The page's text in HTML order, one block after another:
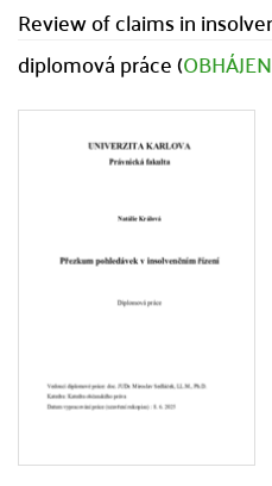
Review of claims in
diplomová práce (